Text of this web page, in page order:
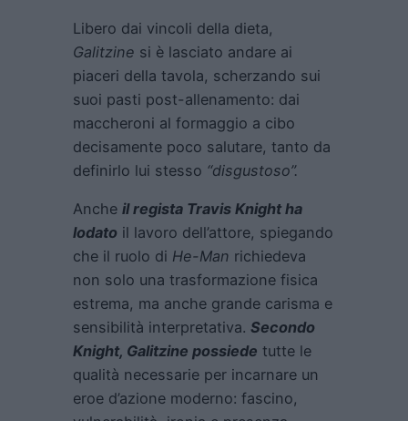
Libero dai vincoli della dieta,
Galitzine si è lasciato andare ai
piaceri della tavola, scherzando sui
suoi pasti post-allenamento: dai
maccheroni al formaggio a cibo
decisamente poco salutare, tanto da
definirlo lui stesso “disgustoso”.
Anche il regista Travis Knight ha
lodato il lavoro dell’attore, spiegando
che il ruolo di He-Man richiedeva
non solo una trasformazione fisica
estrema, ma anche grande carisma e
sensibilità interpretativa. Secondo
Knight, Galitzine possiede tutte le
qualità necessarie per incarnare un
eroe d’azione moderno: fascino,